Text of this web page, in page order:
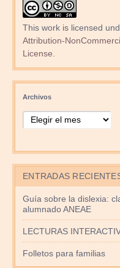
This work is licensed
Attribution-
License
Archivos
ENTRADAS
Guía sobre la dislexia:
alumnado ANEAE
LECTURAS
Folletos para familias